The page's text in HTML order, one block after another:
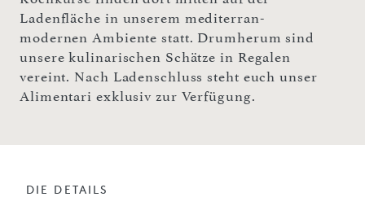
Ladenfläche in unserem mediterran-
modernen Ambiente statt. Drumherum sind
unsere kulinarischen Schätze in Regalen
vereint. Nach Ladenschluss steht euch unser
Alimentari exklusiv zur Verfügung.
DIE DETAILS